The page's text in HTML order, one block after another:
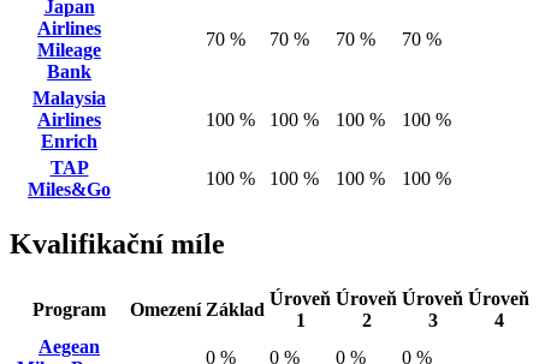
Japan
Airlines
Mileage
Bank
70 % 70 % 70 % 70 %
Malaysia
Airlines
Enrich
100 % 100 % 100 % 100 %
TAP
Miles&Go
100 % 100 % 100 % 100 %
Kvalifikační míle
Program Omezení Základ
Úroveň
1
Úroveň
2
Úroveň
3
Úroveň
4
Aegean
0 % 0 % 0 %
0 %